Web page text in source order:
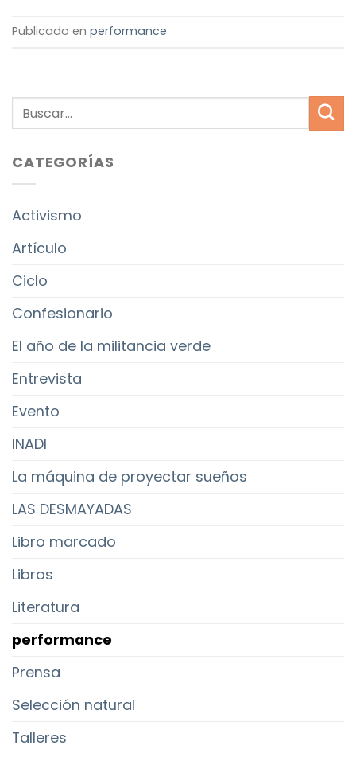
Publicado en performance
CATEGORÍAS
Activismo
Artículo
Ciclo
Confesionario
El año de la militancia verde
Entrevista
Evento
INADI
La máquina de proyectar sueños
LAS DESMAYADAS
Libro marcado
Libros
Literatura
performance
Prensa
Selección natural
Talleres